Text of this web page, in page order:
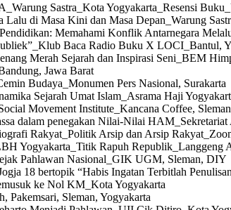
Sastra_Kota Yogyakarta_Resensi
di Masa Kini dan Masa Depan_Warung
Memahami Konflik Antarnegara
Baca Radio Buku X LOCI_Bantul,
Merah Sejarah dan Inspirasi Seni_BEM
Jawa Barat
Budaya_Monumen Pers Nasional, Surakarta
Sejarah Umat Islam_Asrama Haji
Movement Institute_Kancana Coffee,
dalam penegakan Nilai-Nilai
Rakyat_Politik Arsip dan Arsip
Yogyakarta_Titik Rapuh
Pahlawan Nasional_GIK UGM, Sleman, DIY
18 bertopik “Habis Ingatan Terbitlah
ke Nol KM_Kota Yogyakarta
Pakemsari, Sleman, Yogyakarta